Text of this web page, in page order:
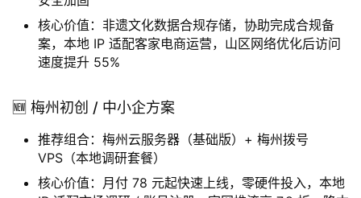
🧓 客家非遗 / 特色产业方案
推荐组合：梅州服务器租用（客家产业合规版）+ 合规
核心价值：非遗文化数据合规存储，协助完成合规备
案，本地 IP 适配客家电商运营，山区网络优化后访问
速度提升 55%
🆕 梅州初创 / 中小企方案